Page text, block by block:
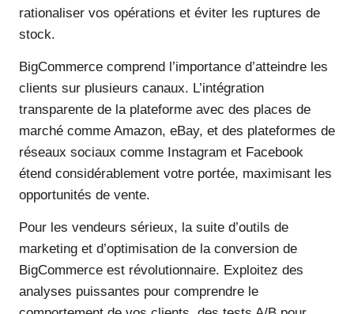
rationaliser vos opérations et éviter les ruptures de
stock.
BigCommerce comprend l’importance d’atteindre les
clients sur plusieurs canaux. L’intégration
transparente de la plateforme avec des places de
marché comme Amazon, eBay, et des plateformes de
réseaux sociaux comme Instagram et Facebook
étend considérablement votre portée, maximisant les
opportunités de vente.
Pour les vendeurs sérieux, la suite d’outils de
marketing et d’optimisation de la conversion de
BigCommerce est révolutionnaire. Exploitez des
analyses puissantes pour comprendre le